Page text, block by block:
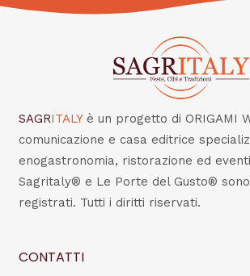
SAGRITALY è un progetto di ORIGAMI
comunicazione e casa editrice
enogastronomia, ristorazione ed
Sagritaly® e Le Porte del Gusto®
registrati. Tutti i diritti riservati.
CONTATTI